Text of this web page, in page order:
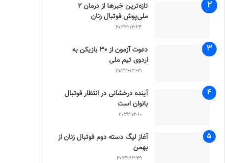
تازه‌ترین خبرها از درمان ۲
ملی‌پوش فوتبال زنان
2023-12-24
دعوت آزمون از 30 بازیکن به
اردوی تیم ملی
2023-03-21
آینده درخشانی در انتظار فوتبال
بانوان است
2022-12-10
آغاز لیگ دسته دوم فوتبال زنان از
بهمن
2024-12-29